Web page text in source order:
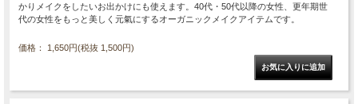
かりメイクをしたいお出かけにも使えます。40代・50代以降の女性、更年期世
代の女性をもっと美しく元氣にするオーガニックメイクアイテムです。
価格： 1,650円(税抜 1,500円)